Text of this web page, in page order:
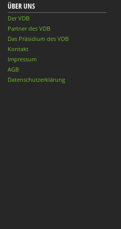
ÜBER UNS
Der VDB
Partner des VDB
Das Präsidium des VDB
Kontakt
Impressum
AGB
Datenschutzerklärung